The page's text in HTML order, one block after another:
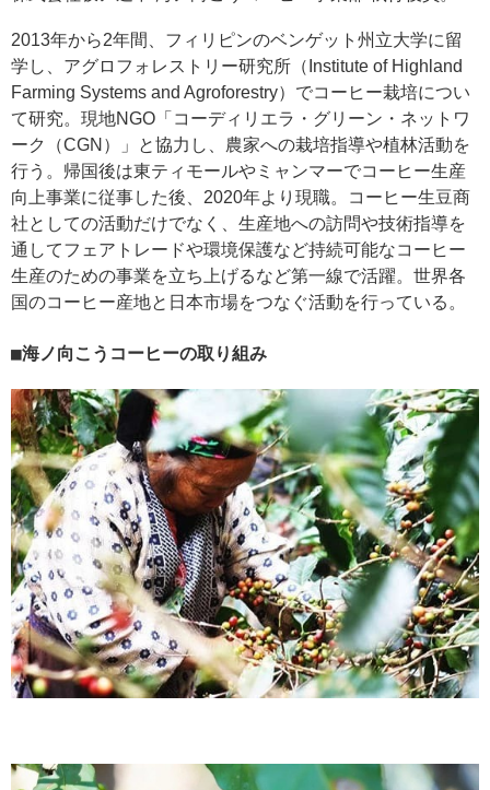
2013年から2年間、フィリピンのベンゲット州立大学に留
学し、アグロフォレストリー研究所（Institute of Highland
Farming Systems and Agroforestry）でコーヒー栽培につい
て研究。現地NGO「コーディリエラ・グリーン・ネットワ
ーク（CGN）」と協力し、農家への栽培指導や植林活動を
行う。帰国後は東ティモールやミャンマーでコーヒー生産
向上事業に従事した後、2020年より現職。コーヒー生豆商
社としての活動だけでなく、生産地への訪問や技術指導を
通してフェアトレードや環境保護など持続可能なコーヒー
生産のための事業を立ち上げるなど第一線で活躍。世界各
国のコーヒー産地と日本市場をつなぐ活動を行っている。
海ノ向こうコーヒーの取り組み